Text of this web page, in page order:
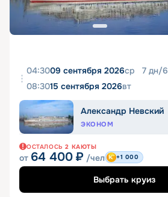
04:3009 сентября 2026ср 7 дн/6
08:3015 сентября 2026вт
Александр Невский
ЭКОНОМ
ОСТАЛОСЬ 2 КАЮТЫ
от 64 400 ₽ /чел +1 000
Выбрать круиз